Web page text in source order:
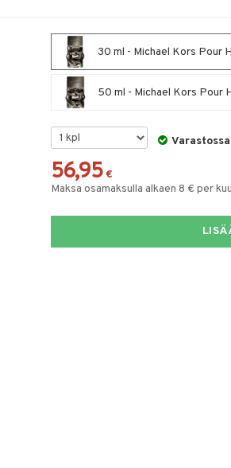
30 ml - Michael Kors Pour
50 ml - Michael Kors Pour
56,95 €
Maksa osamaksulla alkaen 8 € per